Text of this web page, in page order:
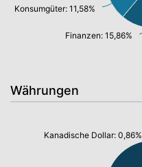
Finanzen: 15,86%
Konsumgüter: 11,58%
Währungen
Kanadische Dollar: 0,86%